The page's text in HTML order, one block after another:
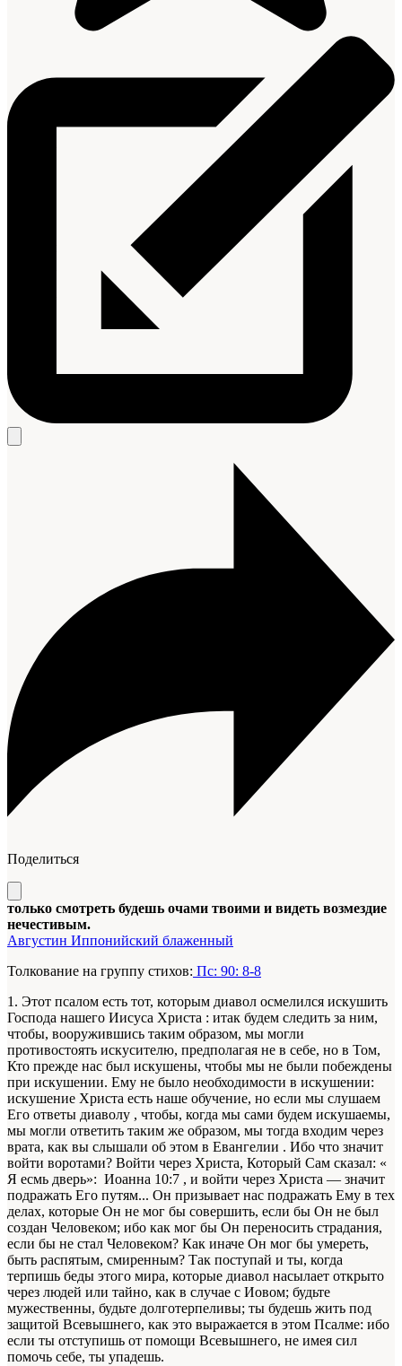
Поделиться
только смотреть будешь очами твоими и видеть возмездие
нечестивым.
Августин Иппонийский блаженный
Толкование на группу стихов: Пс: 90: 8-8
1. Этот псалом есть тот, которым диавол осмелился искушить
Господа нашего Иисуса Христа : итак будем следить за ним,
чтобы, вооружившись таким образом, мы могли
противостоять искусителю, предполагая не в себе, но в Том,
Кто прежде нас был искушены, чтобы мы не были побеждены
при искушении. Ему не было необходимости в искушении:
искушение Христа есть наше обучение, но если мы слушаем
Его ответы диаволу , чтобы, когда мы сами будем искушаемы,
мы могли ответить таким же образом, мы тогда входим через
врата, как вы слышали об этом в Евангелии . Ибо что значит
войти воротами? Войти через Христа, Который Сам сказал: «
Я есмь дверь»: Иоанна 10:7 , и войти через Христа — значит
подражать Его путям... Он призывает нас подражать Ему в тех
делах, которые Он не мог бы совершить, если бы Он не был
создан Человеком; ибо как мог бы Он переносить страдания,
если бы не стал Человеком? Как иначе Он мог бы умереть,
быть распятым, смиренным? Так поступай и ты, когда
терпишь беды этого мира, которые диавол насылает открыто
через людей или тайно, как в случае с Иовом; будьте
мужественны, будьте долготерпеливы; ты будешь жить под
защитой Всевышнего, как это выражается в этом Псалме: ибо
если ты отступишь от помощи Всевышнего, не имея сил
помочь себе, ты упадешь.